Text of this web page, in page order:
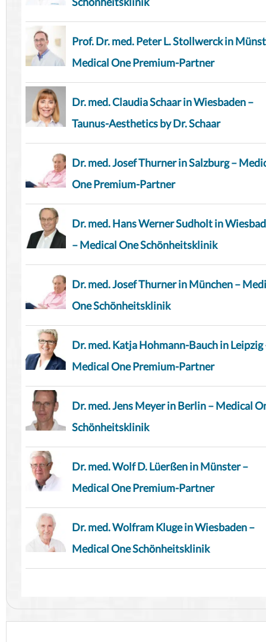
Prof. Dr. med. Peter L. Stollwerck in
Medical One Premium-Partner
Dr. med. Claudia Schaar in Wiesbaden –
Taunus-Aesthetics by Dr. Schaar
Dr. med. Josef Thurner in Salzburg –
One Premium-Partner
Dr. med. Hans Werner Sudholt in
– Medical One Schönheitsklinik
Dr. med. Josef Thurner in München –
One Schönheitsklinik
Dr. med. Katja Hohmann-Bauch in Leipzig
Medical One Premium-Partner
Dr. med. Jens Meyer in Berlin – Medical
Schönheitsklinik
Dr. med. Wolf D. Lüerßen in Münster –
Medical One Premium-Partner
Dr. med. Wolfram Kluge in Wiesbaden –
Medical One Schönheitsklinik